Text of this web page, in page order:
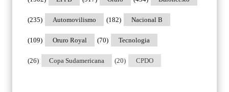
Automovilismo
(235) Nacional B
(182)
Oruro Royal
(109) Tecnologia
(70)
Copa Sudamericana
(26) CPDO
(20)